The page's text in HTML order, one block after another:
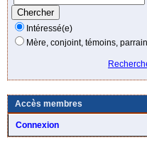
Intéressé(e)
Mère, conjoint, témoins,
Accès membres
Connexion